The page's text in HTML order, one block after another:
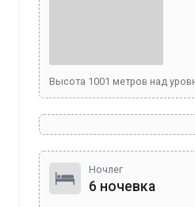
Высота 1001 метров над
Ночлег
6 ночевка